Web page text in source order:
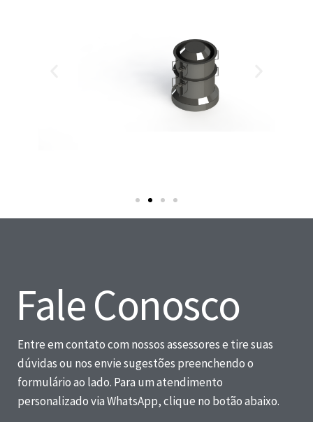
Forma de manilha 0,6
metros
Fale Conosco
Entre em contato com nossos assessores e tire suas
dúvidas ou nos envie sugestões preenchendo o
formulário ao lado. Para um atendimento
personalizado via WhatsApp, clique no botão abaixo.